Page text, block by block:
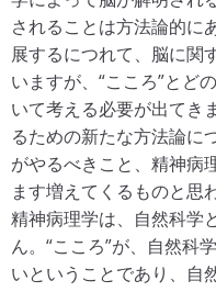
されることは方法論的に
展するにつれて、脳に関
いますが、“こころ”とど
いて考える必要が出てき
るための新たな方法論に
がやるべきこと、精神病
ます増えてくるものと思
精神病理学は、自然科学
ん。“こころ”が、自然科
いということであり、自